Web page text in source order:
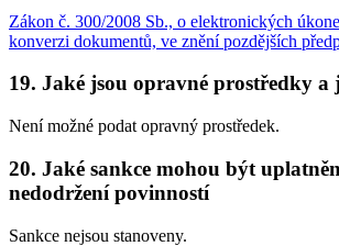
Zákon č. 300/2008 Sb., o elektronických
konverzi dokumentů, ve znění pozdějších
19. Jaké jsou opravné prostředky
Není možné podat opravný prostředek.
20. Jaké sankce mohou být
nedodržení povinností
Sankce nejsou stanoveny.